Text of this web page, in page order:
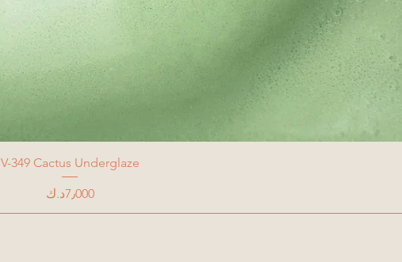
V-349 Cactus Underglaze
Price
7٫000د.ك